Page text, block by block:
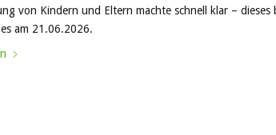
von Kindern und Eltern machte schnell klar –
am 21.06.2026.